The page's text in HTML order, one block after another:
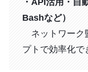
Bashなど）
ネットワーク
プトで効率化で